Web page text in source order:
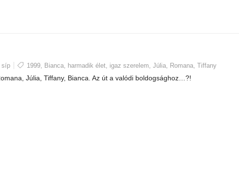
síp 1999, Bianca, harmadik élet, igaz szerelem, Júlia, Romana, Tiffany
Júlia, Tiffany, Bianca. Az út a valódi boldogsághoz…?!